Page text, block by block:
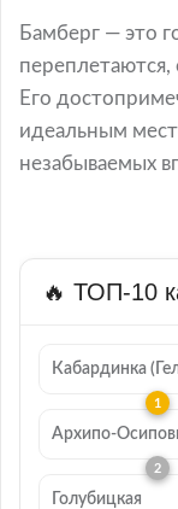
Бамберг — это
переплетаются,
Его
идеальным
незабываемых
🔥 ТОП-10
Кабардинка
Архипо-
Голубицкая